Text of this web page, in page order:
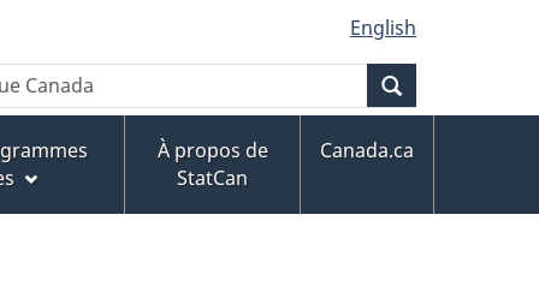
English
À propos de
StatCan
Canada.ca